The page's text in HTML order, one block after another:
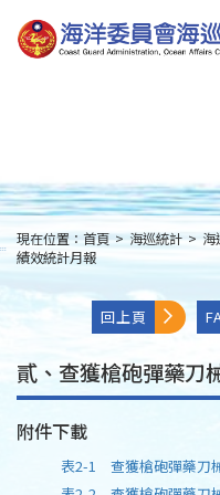
到
主
:::
現在位置： 首頁 > 海巡統計 > 海
績效統計月報
回上頁
貳、查獲槍砲彈藥刀
附件下載
表2-1 查獲槍砲彈藥刀